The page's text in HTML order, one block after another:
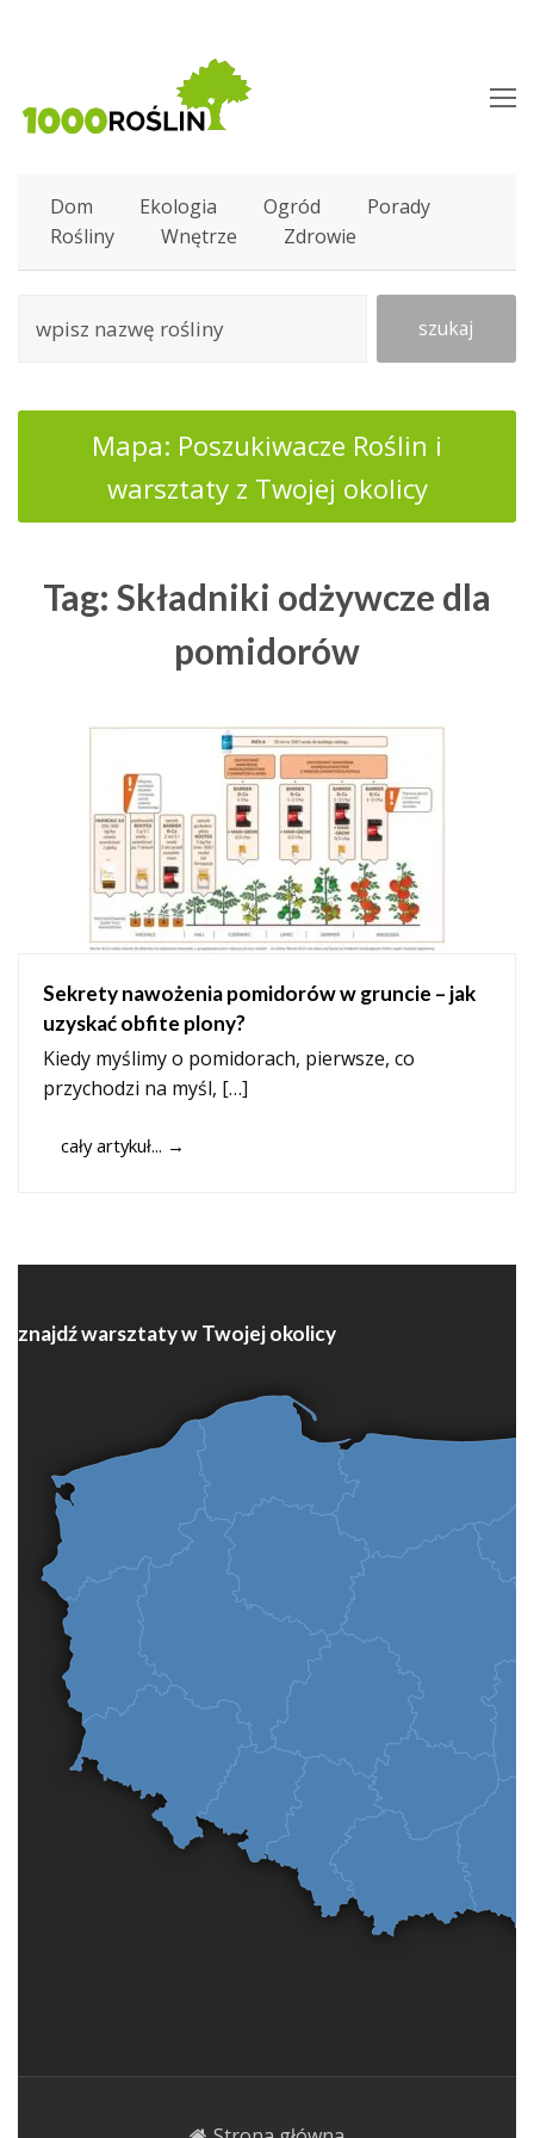
Dom Ekologia Ogród
Porady
Rośliny
Wnętrze Zdrowie
szukaj
Mapa: Poszukiwacze Roślin i
warsztaty z Twojej okolicy
Tag: Składniki odżywcze dla
pomidorów
Sekrety nawożenia pomidorów w gruncie – jak
uzyskać obfite plony?
Kiedy myślimy o pomidorach, pierwsze, co
przychodzi na myśl, […]
cały artykuł... →
znajdź warsztaty w Twojej okolicy